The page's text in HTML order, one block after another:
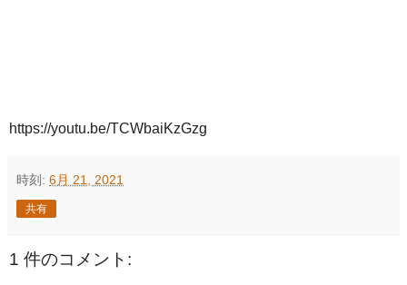
https://youtu.be/TCWbaiKzGzg
時刻: 6月 21, 2021
共有
1 件のコメント: